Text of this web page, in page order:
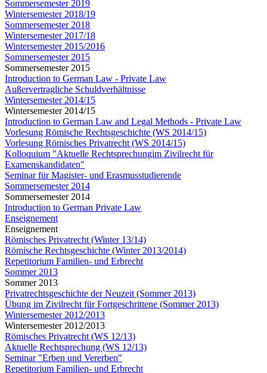
Sommersemester 2019
Wintersemester 2018/19
Sommersemester 2018
Wintersemester 2017/18
Wintersemester 2015/2016
Sommersemester 2015
Sommersemester 2015
Introduction to German Law - Private Law
Außervertragliche Schuldverhältnisse
Wintersemester 2014/15
Wintersemester 2014/15
Introduction to German Law and Legal Methods - Private Law
Vorlesung Römische Rechtsgeschichte (WS 2014/15)
Vorlesung Römisches Privatrecht (WS 2014/15)
Kolloquium "Aktuelle Rechtsprechungim Zivilrecht für
Examenskandidaten"
Seminar für Magister- und Erasmusstudierende
Sommersemester 2014
Sommersemester 2014
Introduction to German Private Law
Enseignement
Enseignement
Römisches Privatrecht (Winter 13/14)
Römische Rechtsgeschichte (Winter 2013/2014)
Repetitorium Familien- und Erbrecht
Sommer 2013
Sommer 2013
Privatrechtsgeschichte der Neuzeit (Sommer 2013)
Übung im Zivilrecht für Fortgeschrittene (Sommer 2013)
Wintersemester 2012/2013
Wintersemester 2012/2013
Römisches Privatrecht (WS 12/13)
Aktuelle Rechtsprechung (WS 12/13)
Seminar "Erben und Vererben"
Repetitorium Familien- und Erbrecht